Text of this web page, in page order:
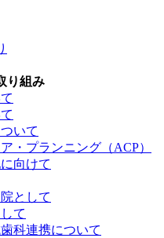
り組み
いて
・プランニング（ACP）
向けて
として
て
科連携について